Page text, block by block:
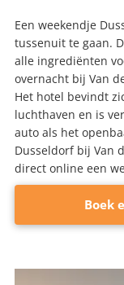
Een weekendje
tussenuit te gaan.
alle ingrediënten
overnacht bij Van
Het hotel bevindt
luchthaven en is
auto als het
Dusseldorf bij Van
direct online een
Boek